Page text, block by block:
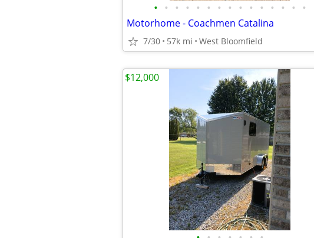
• • • • • • • • • • • • • • •
Motorhome - Coachmen Catalina
7/30 57k mi West Bloomfield
$12,000